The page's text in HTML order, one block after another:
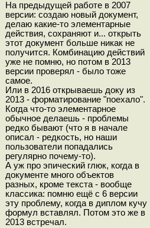
На предыдущей работе в 2007
версии: создаю новый документ,
делаю какие-то элементарные
действия, сохраняют и... открыть
этот документ больше никак не
получится. Комбинацию действий
уже не помню, но потом в 2013
версии проверял - было тоже
самое.
Или в 2016 открываешь доку из
2013 - форматирование "поехало".
Когда что-то элементарное
обычное делаешь - проблемы
редко бывают (что я в начале
описал - редкость, но наши
пользователи попадались
регулярно почему-то).
А уж про эпический глюк, когда в
документе много объектов
разных, кроме текста - вообще
классика: помню ещё с 6 версии
эту проблему, когда в диплом кучу
формул вставлял. Потом это же в
2013 встречал.